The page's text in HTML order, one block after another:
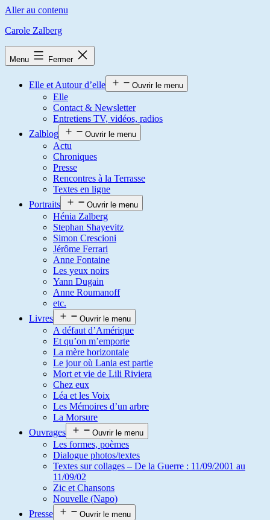
Aller au contenu
Carole Zalberg
Menu Fermer
Elle et Autour d’elle Ouvrir le menu
Elle
Contact & Newsletter
Entretiens TV, vidéos, radios
Zalblog
Ouvrir le menu
Actu
Chroniques
Presse
Rencontres à la Terrasse
Textes en ligne
Portraits
Ouvrir le menu
Hénia Zalberg
Stephan Shayevitz
Simon Crescioni
Jérôme Ferrari
Anne Fontaine
Les yeux noirs
Yann Dugain
Anne Roumanoff
etc.
Livres
Ouvrir le menu
A défaut d’Amérique
Et qu’on m’emporte
La mère horizontale
Le jour où Lania est partie
Mort et vie de Lili Riviera
Chez eux
Léa et les Voix
Les Mémoires d’un arbre
La Morsure
Ouvrages
Ouvrir le menu
Les formes, poèmes
Dialogue photos/textes
Textes sur collages – De la Guerre : 11/09/2001 au
11/09/02
Zic et Chansons
Nouvelle (Napo)
Presse
Ouvrir le menu